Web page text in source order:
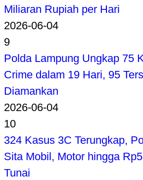
Miliaran Rupiah per Hari
2026-06-04
9
Polda Lampung Ungkap 75
Crime dalam 19 Hari, 95
Diamankan
2026-06-04
10
324 Kasus 3C Terungkap,
Sita Mobil, Motor hingga
Tunai